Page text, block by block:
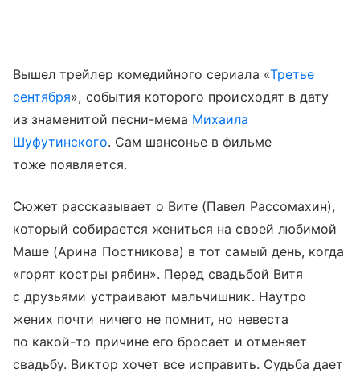
Вышел трейлер комедийного сериала «Третье
сентября», события которого происходят в дату
из знаменитой песни-мема Михаила
Шуфутинского. Сам шансонье в фильме
тоже появляется.
Сюжет рассказывает о Вите (Павел Рассомахин),
который собирается жениться на своей любимой
Маше (Арина Постникова) в тот самый день, когда
«горят костры рябин». Перед свадьбой Витя
с друзьями устраивают мальчишник. Наутро
жених почти ничего не помнит, но невеста
по какой-то причине его бросает и отменяет
свадьбу. Виктор хочет все исправить. Судьба дает